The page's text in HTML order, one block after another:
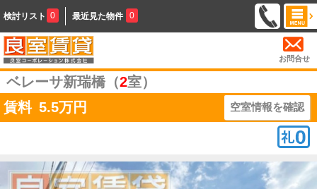
検討リスト 0 最近見た物件 0
お問合せ
ベレーサ新瑞橋（2室）
賃料 5.5万円 空室情報を確認